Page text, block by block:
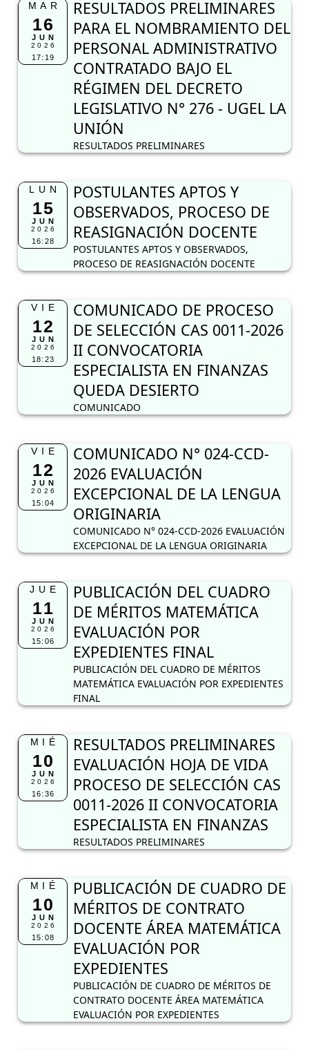
MAR
16
JUN
2026
17:19
RESULTADOS PRELIMINARES
PARA EL NOMBRAMIENTO DEL
PERSONAL ADMINISTRATIVO
CONTRATADO BAJO EL
RÉGIMEN DEL DECRETO
LEGISLATIVO N° 276 - UGEL LA
UNIÓN
RESULTADOS PRELIMINARES
LUN
15
JUN
2026
16:28
POSTULANTES APTOS Y
OBSERVADOS, PROCESO DE
REASIGNACIÓN DOCENTE
POSTULANTES APTOS Y OBSERVADOS,
PROCESO DE REASIGNACIÓN DOCENTE
VIE
12
JUN
2026
18:23
COMUNICADO DE PROCESO
DE SELECCIÓN CAS 0011-2026
II CONVOCATORIA
ESPECIALISTA EN FINANZAS
QUEDA DESIERTO
COMUNICADO
VIE
12
JUN
2026
15:04
COMUNICADO N° 024-CCD-
2026 EVALUACIÓN
EXCEPCIONAL DE LA LENGUA
ORIGINARIA
COMUNICADO N° 024-CCD-2026 EVALUACIÓN
EXCEPCIONAL DE LA LENGUA ORIGINARIA
JUE
11
JUN
2026
15:06
PUBLICACIÓN DEL CUADRO
DE MÉRITOS MATEMÁTICA
EVALUACIÓN POR
EXPEDIENTES FINAL
PUBLICACIÓN DEL CUADRO DE MÉRITOS
MATEMÁTICA EVALUACIÓN POR EXPEDIENTES
FINAL
MIÉ
10
JUN
2026
16:36
RESULTADOS PRELIMINARES
EVALUACIÓN HOJA DE VIDA
PROCESO DE SELECCIÓN CAS
0011-2026 II CONVOCATORIA
ESPECIALISTA EN FINANZAS
RESULTADOS PRELIMINARES
MIÉ
10
JUN
2026
15:08
PUBLICACIÓN DE CUADRO DE
MÉRITOS DE CONTRATO
DOCENTE ÁREA MATEMÁTICA
EVALUACIÓN POR
EXPEDIENTES
PUBLICACIÓN DE CUADRO DE MÉRITOS DE
CONTRATO DOCENTE ÁREA MATEMÁTICA
EVALUACIÓN POR EXPEDIENTES